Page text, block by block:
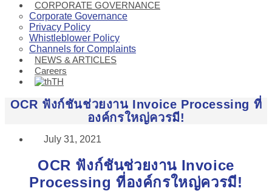
CORPORATE GOVERNANCE
Corporate Governance
Privacy Policy
Whistleblower Policy
Channels for Complaints
NEWS & ARTICLES
Careers
TH
OCR ฟังก์ชันช่วยงาน Invoice Processing ที่
องค์กรใหญ่ควรมี!
July 31, 2021
OCR ฟังก์ชันช่วยงาน Invoice
Processing ที่องค์กรใหญ่ควรมี!